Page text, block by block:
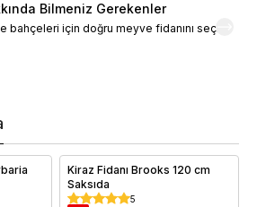
Bilmeniz Gerekenler
bahçeleri için doğru meyve fidanını seçin."
Kiraz Fidanı Brooks 120 cm
Saksıda
5